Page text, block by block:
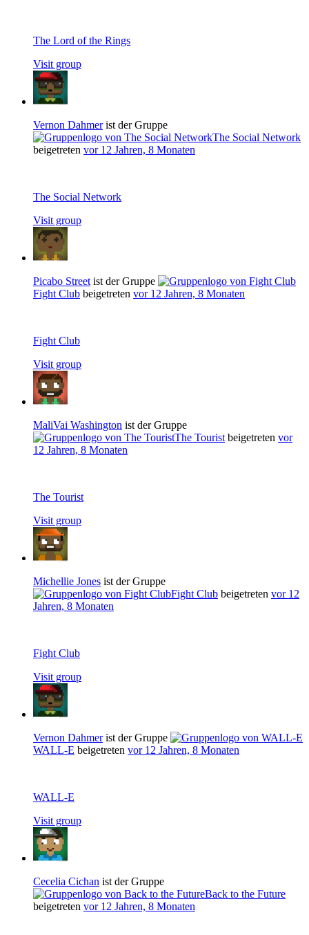
The Lord of the Rings
Visit group
Vernon Dahmerist der Gruppe
The Social Network
beigetreten vor 12 Jahren, 8 Monaten
The Social Network
Visit group
Picabo Street ist der Gruppe
Fight Club beigetreten vor 12 Jahren, 8 Monaten
Fight Club
Visit group
MaliVai Washington ist der Gruppe
The Tourist beigetreten vor
12 Jahren, 8 Monaten
The Tourist
Visit group
Michellie Jones ist der Gruppe
Fight Club beigetreten vor 12
Jahren, 8 Monaten
Fight Club
Visit group
Vernon Dahmerist der Gruppe
WALL-E beigetreten vor 12 Jahren, 8 Monaten
WALL-E
Visit group
Cecelia Cichan ist der Gruppe
Back to the Future
beigetreten vor 12 Jahren, 8 Monaten